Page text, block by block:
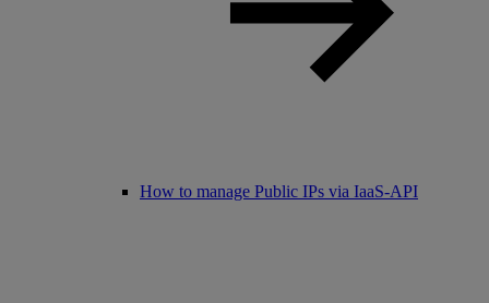
How to manage Public IPs via IaaS-API